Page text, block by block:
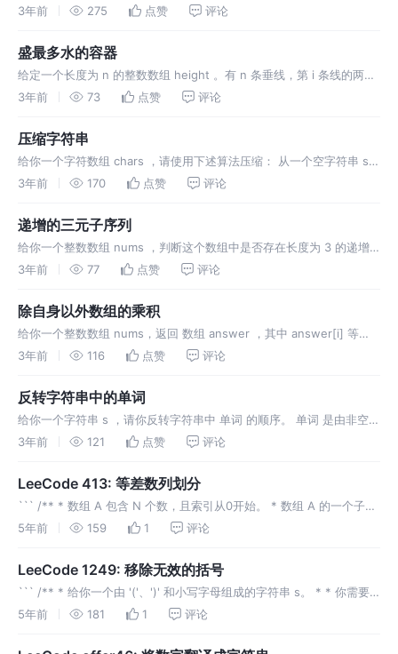
组中选出和为 k 的两个整数，并将它们移出数组。 返回你可以对数组
3年前 275 点赞 评论
盛最多水的容器
给定一个长度为 n 的整数数组 height 。有 n 条垂线，第 i 条线的两个
端点是 (i, 0) 和 (i, height[i]) 。 找出其中的两条线，使得它们与 x 轴
3年前 73 点赞 评论
压缩字符串
给你一个字符数组 chars ，请使用下述算法压缩： 从一个空字符串 s
开始。对于 chars 中的每组 连续重复字符 ： 如果这一组长度为 1 ，则
3年前 170 点赞 评论
递增的三元子序列
给你一个整数数组 nums ，判断这个数组中是否存在长度为 3 的递增
子序列。 如果存在这样的三元组下标 (i, j, k) 且满足 i < j < k ，使
3年前 77 点赞 评论
除自身以外数组的乘积
给你一个整数数组 nums，返回 数组 answer ，其中 answer[i] 等
于 nums 中除 nums[i] 之外其余各元素的乘积 。 题目数据 保证 数
3年前 116 点赞 评论
反转字符串中的单词
给你一个字符串 s ，请你反转字符串中 单词 的顺序。 单词 是由非空格
字符组成的字符串。s 中使用至少一个空格将字符串中的 单词 分隔
3年前 121 点赞 评论
LeeCode 413: 等差数列划分
``` /** * 数组 A 包含 N 个数，且索引从0开始。 * 数组 A 的一个子数
组划分为数组 (P, Q)，P 与 Q 是整数且满足 0<=P
5年前 159 1 评论
LeeCode 1249: 移除无效的括号
``` /** * 给你一个由 '('、')' 和小写字母组成的字符串 s。 * * 你需要
从字符串中删除最少数目的 '(' 或者 ')' （可以删除任意位置的括号)，使
5年前 181 1 评论